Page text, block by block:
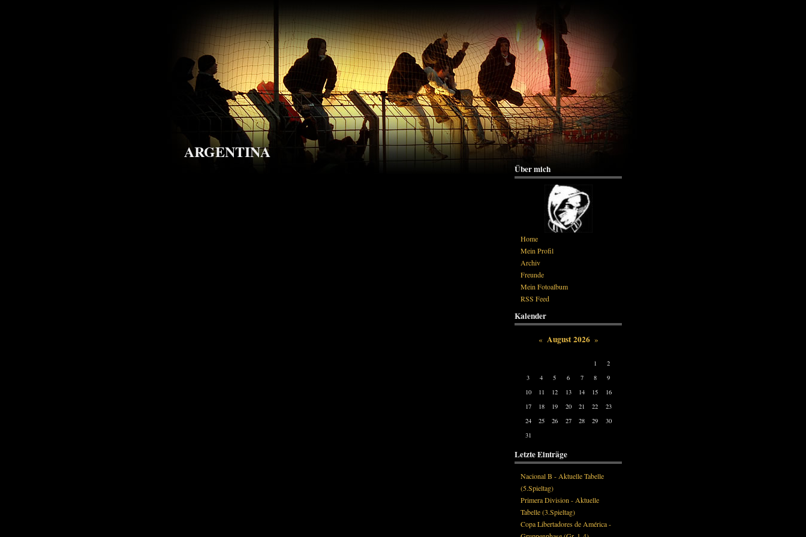
ARGENTINA
Über mich
Home
Mein Profil
Archiv
Freunde
Mein Fotoalbum
RSS Feed
Kalender
« August 2026 »
1
2
3
4 5 6 7 8
9
10
11 12 13 14 15
16
17
18 19 20 21 22
23
24
25 26 27 28 29
30
31
Letzte Einträge
Nacional B - Aktuelle Tabelle
(5.Spieltag)
Primera Division - Aktuelle
Tabelle (3.Spieltag)
Copa Libertadores de América -